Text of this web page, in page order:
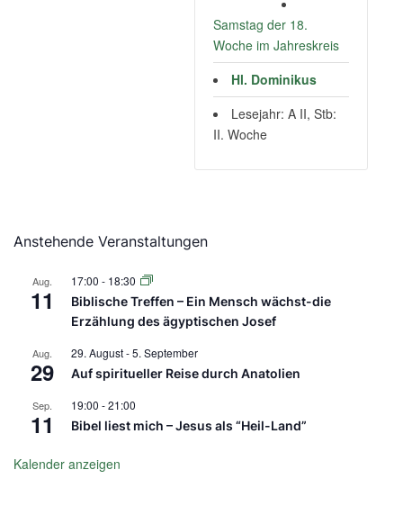
Samstag der 18.
Woche im Jahreskreis
Hl. Dominikus
Lesejahr: A II, Stb:
II. Woche
Anstehende Veranstaltungen
Aug.
11
17:00 - 18:30
Biblische Treffen – Ein Mensch wächst-die
Erzählung des ägyptischen Josef
Aug.
29
29. August-5. September
Auf spiritueller Reise durch Anatolien
Sep.
11
19:00 -21:00
Bibel liest mich – Jesus als “Heil-Land”
Kalender anzeigen